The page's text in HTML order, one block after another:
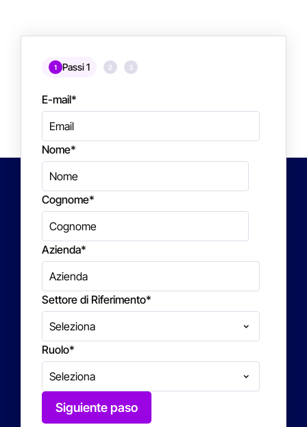
1 Passi 1 2 3
E-mail*
Nome*
Cognome*
Azienda*
Settore di Riferimento*
Ruolo*
Siguiente paso